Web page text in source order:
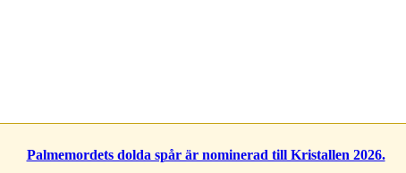
Palmemordets dolda spår är nominerad till Kristallen 2026.